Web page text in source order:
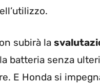
subirà la
batteria senza
E Honda si